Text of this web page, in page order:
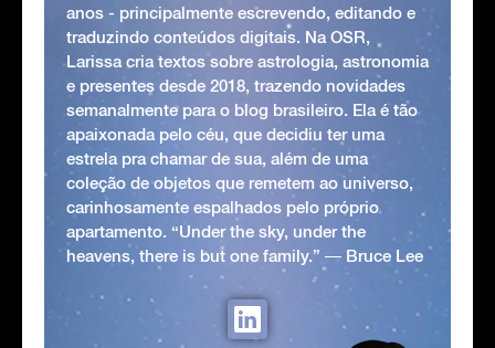
anos - principalmente escrevendo, editando e
traduzindo conteúdos digitais. Na OSR,
Larissa cria textos sobre astrologia, astronomia
e presentes desde 2018, trazendo novidades
semanalmente para o blog brasileiro. Ela é tão
apaixonada pelo céu, que decidiu ter uma
estrela pra chamar de sua, além de uma
coleção de objetos que remetem ao universo,
carinhosamente espalhados pelo próprio
apartamento. “Under the sky, under the
heavens, there is but one family.” ― Bruce Lee